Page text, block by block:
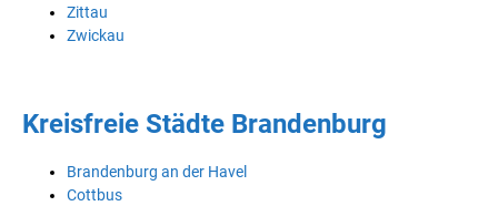
Zittau
Zwickau
Kreisfreie Städte Brandenburg
Brandenburg an der Havel
Cottbus